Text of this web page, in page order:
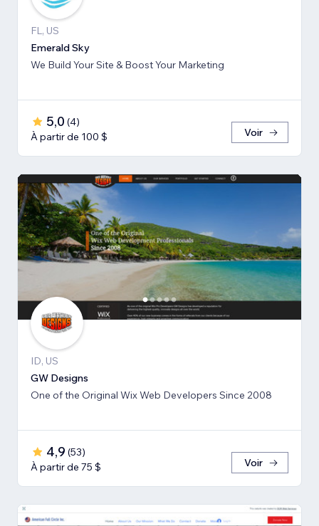
FL, US
Emerald Sky
We Build Your Site & Boost Your Marketing
5,0 (4)
À partir de 100 $
Voir
ID, US
GW Designs
One of the Original Wix Web Developers Since 2008
4,9 (53)
À partir de 75 $
Voir